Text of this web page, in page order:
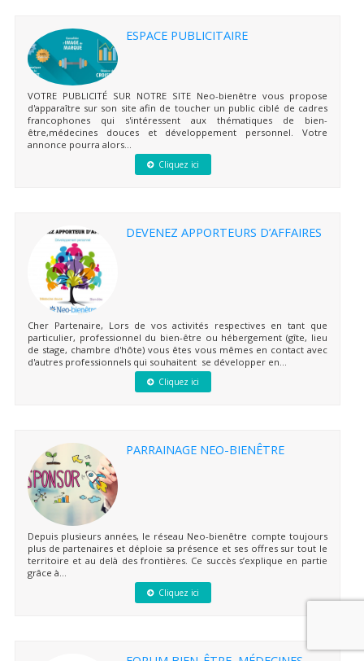
ESPACE PUBLICITAIRE
VOTRE PUBLICITÉ SUR NOTRE SITE Neo-bienêtre vous propose
d'apparaître sur son site afin de toucher un public ciblé de cadres
francophones qui s'intéressent aux thématiques de bien-
être,médecines douces et développement personnel. Votre
annonce pourra alors...
Cliquez ici
DEVENEZ APPORTEURS D’AFFAIRES
Cher Partenaire, Lors de vos activités respectives en tant que
particulier, professionnel du bien-être ou hébergement (gîte, lieu
de stage, chambre d'hôte) vous êtes vous mêmes en contact avec
d'autres professionnels qui souhaitent se développer en...
Cliquez ici
PARRAINAGE NEO-BIENÊTRE
Depuis plusieurs années, le réseau Neo-bienêtre compte toujours
plus de partenaires et déploie sa présence et ses offres sur tout le
territoire et au delà des frontières. Ce succès s’explique en partie
grâce à...
Cliquez ici